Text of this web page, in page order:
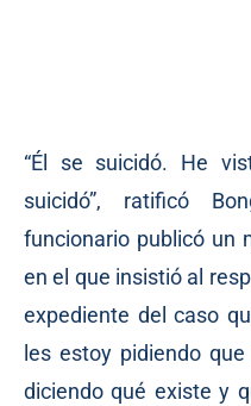
“Él se suicidó. He
suicidó”, ratificó
funcionario publicó un
en el que insistió al
expediente del caso
les estoy pidiendo
diciendo qué existe y